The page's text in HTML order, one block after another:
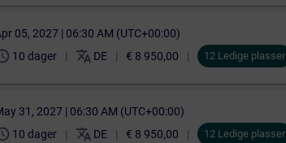
05, 2027 | 06:30 AM (UTC+00:00)
10 dager translate DE € 8 950,00 12 Ledige plasser
31, 2027 | 06:30 AM (UTC+00:00)
10 dager translate DE € 8 950,00 12 Ledige plasser